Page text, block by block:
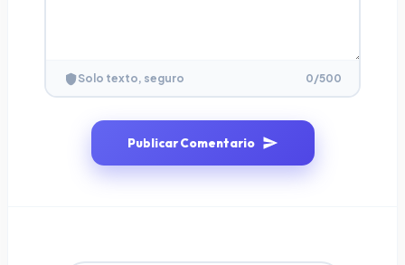
Solo texto, seguro 0/500
Publicar Comentario